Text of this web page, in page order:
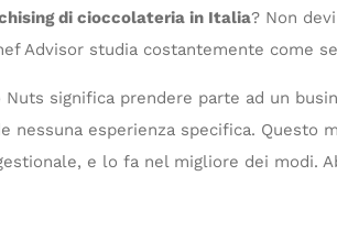
di cioccolateria in Italia? Non
Advisor studia costantemente come
significa prendere parte ad un
nessuna esperienza specifica. Questo
e lo fa nel migliore dei modi.